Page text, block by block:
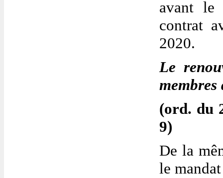
avant le
contrat
2020.
Le
membres
(ord. du
9)
De la
le